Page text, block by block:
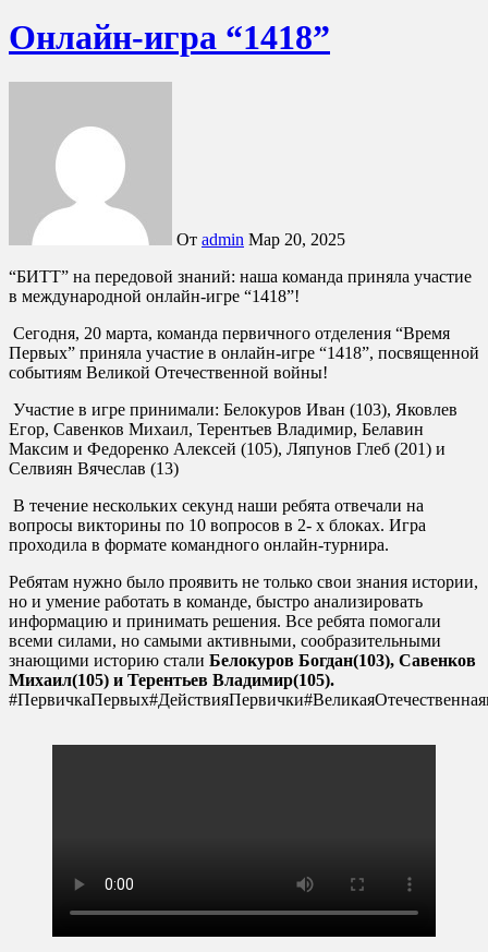
Онлайн-игра “1418”
От admin Мар 20, 2025
“БИТТ” на передовой знаний: наша команда приняла участие
в международной онлайн-игре “1418”!
Сегодня, 20 марта, команда первичного отделения “Время
Первых” приняла участие в онлайн-игре “1418”, посвященной
событиям Великой Отечественной войны!
Участие в игре принимали: Белокуров Иван (103), Яковлев
Егор, Савенков Михаил, Терентьев Владимир, Белавин
Максим и Федоренко Алексей (105), Ляпунов Глеб (201) и
Селвиян Вячеслав (13)
В течение нескольких секунд наши ребята отвечали на
вопросы викторины по 10 вопросов в 2- х блоках. Игра
проходила в формате командного онлайн-турнира.
Ребятам нужно было проявить не только свои знания истории,
но и умение работать в команде, быстро анализировать
информацию и принимать решения. Все ребята помогали
всеми силами, но самыми активными, сообразительными
знающими историю стали Белокуров Богдан(103), Савенков
Михаил(105) и Терентьев Владимир(105).
#ПервичкаПервых#ДействияПервички